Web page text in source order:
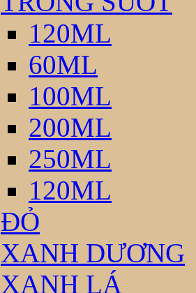
120ML
60ML
100ML
200ML
250ML
120ML
ĐỎ
XANH DƯƠNG
XANH LÁ